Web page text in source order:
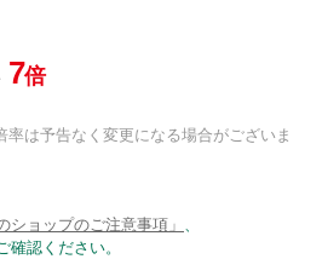
7倍
は予告なく変更になる場合がございま
ショップのご注意事項」 、
確認ください。